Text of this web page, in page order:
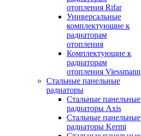
отопления Rifar
Универсальные
комплектующие к
радиаторам
отопления
Комплектующие к
радиаторам
отопления Viessmann
Стальные панельные
радиаторы
Стальные панельные
радиаторы Axis
Стальные панельные
радиаторы Kermi